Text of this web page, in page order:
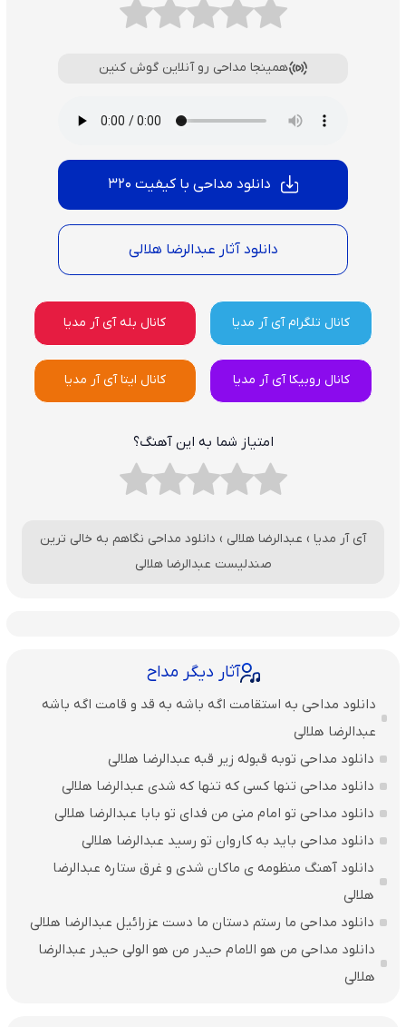
همینجا مداحی رو آنلاین گوش کنین
دانلود مداحی با کیفیت 320
دانلود آثار عبدالرضا هلالی
کانال تلگرام آی آر مدیا کانال بله آی آر مدیا
کانال روبیکا آی آر مدیا کانال ایتا آی آر مدیا
امتیاز شما به این آهنگ؟
آی آر مدیا › عبدالرضا هلالی › دانلود مداحی نگاهم به خالی ترین
صندلیست عبدالرضا هلالی
آثار دیگر مداح
دانلود مداحی به استقامت اگه باشه به قد و قامت اگه باشه
عبدالرضا هلالی
دانلود مداحی توبه قبوله زیر قبه عبدالرضا هلالی
دانلود مداحی تنها کسی که تنها که شدی عبدالرضا هلالی
دانلود مداحی تو امام منی من فدای تو بابا عبدالرضا هلالی
دانلود مداحی باید به کاروان تو رسید عبدالرضا هلالی
دانلود آهنگ منظومه ی ماکان شدی و غرق ستاره عبدالرضا
هلالی
دانلود مداحی ما رستم دستان ما دست عزرائیل عبدالرضا هلالی
دانلود مداحی من هو الامام حیدر من هو الولی حیدر عبدالرضا
هلالی